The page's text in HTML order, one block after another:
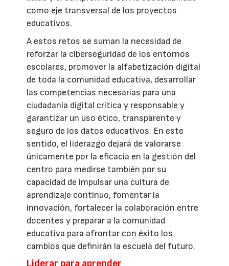
como eje transversal de los proyectos
educativos.
A estos retos se suman la necesidad de
reforzar la ciberseguridad de los entornos
escolares, promover la alfabetización digital
de toda la comunidad educativa, desarrollar
las competencias necesarias para una
ciudadanía digital crítica y responsable y
garantizar un uso ético, transparente y
seguro de los datos educativos. En este
sentido, el liderazgo dejará de valorarse
únicamente por la eficacia en la gestión del
centro para medirse también por su
capacidad de impulsar una cultura de
aprendizaje continuo, fomentar la
innovación, fortalecer la colaboración entre
docentes y preparar a la comunidad
educativa para afrontar con éxito los
cambios que definirán la escuela del futuro.
Liderar para aprender